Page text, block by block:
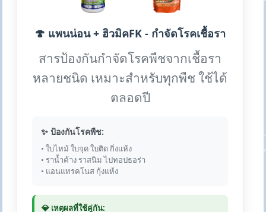
🍄 แพนน่อน + ฮิวมิคFK - กำจัดโรคเชื้อรา
สารป้องกันกำจัดโรคพืชจากเชื้อรา
หลายชนิด เหมาะสำหรับทุกพืช ใช้ได้
ตลอดปี
✨ ป้องกันโรคพืช:
• ใบไหม้ ใบจุด ใบติด กิ่งแห้ง
• ราน้ำค้าง ราสนิม ไปทอปธอร่า
• แอนแทรคโนส กุ้งแห้ง
💎 เหตุผลที่ใช้คู่กัน: